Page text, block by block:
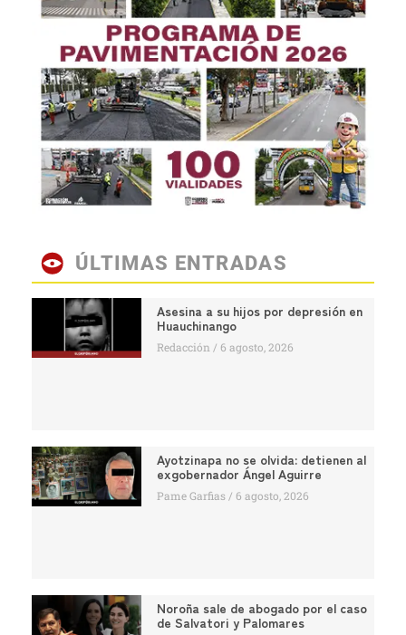
ÚLTIMAS ENTRADAS
Asesina a su hijos por depresión en
Huauchinango
Redacción 6 agosto, 2026
Ayotzinapa no se olvida: detienen al
exgobernador Ángel Aguirre
Pame Garfias 6 agosto, 2026
Noroña sale de abogado por el caso
de Salvatori y Palomares